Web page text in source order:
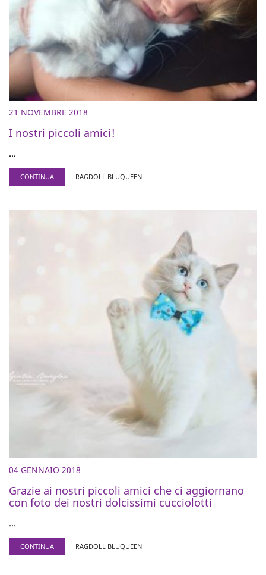
21 NOVEMBRE 2018
I nostri piccoli amici!
...
CONTINUA RAGDOLL BLUQUEEN
04 GENNAIO 2018
Grazie ai nostri piccoli amici che ci aggiornano
con foto dei nostri dolcissimi cucciolotti
...
CONTINUA RAGDOLL BLUQUEEN